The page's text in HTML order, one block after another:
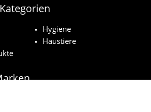
Hygiene
Haustiere